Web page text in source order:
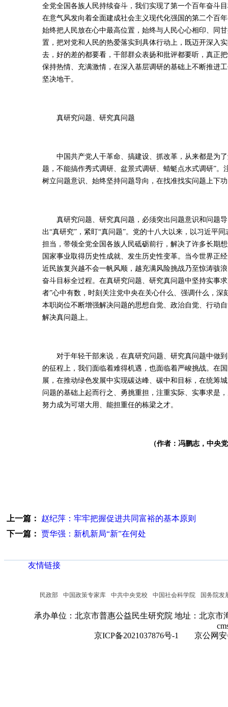
全党全国各族人民持续奋斗，我们实现了第一个百年奋斗
在意气风发向着全面建成社会主义现代化强国的第二个百
始终把人民放在心中最高位置，始终与人民心心相印、同
置，把对党和人民的热爱落实到具体行动上，既迈开深入
去，好的差的都要看，干部群众表扬和批评都要听，真正
保持热情、充满激情，在深入基层调研的基础上不断推进
坚决地干。
真研究问题、研究真问题
中国共产党人干革命、搞建设、抓改革，从来都是为了
题，不能搞作秀式调研、盆景式调研、蜻蜓点水式调研”
树立问题意识、始终坚持问题导向，在找准找实问题上下
真研究问题、研究真问题，必须突出问题意识和问题导
出“真研究”，紧盯“真问题”。党的十八大以来，以习近平
担当，带领全党全国各族人民砥砺前行，解决了许多长期
国家事业取得历史性成就、发生历史性变革。当今世界正
近民族复兴越不会一帆风顺，越充满风险挑战乃至惊涛骇
奋斗目标全过程。在真研究问题、研究真问题中坚持实事
者”心中有数，时刻关注党中央在关心什么、强调什么，
本职岗位不断增强解决问题的思想自觉、政治自觉、行动
解决真问题上。
对于年轻干部来说，在真研究问题、研究真问题中做到
的征程上，我们面临着难得机遇，也面临着严峻挑战。在
展，在推动绿色发展中实现碳达峰、碳中和目标，在统筹
问题的基础上起而行之、勇挑重担，注重实际、实事求是
努力成为可堪大用、能担重任的栋梁之才。
（作者：冯鹏志，中央
上一篇：
赵纪萍：牢牢把握促进共同富裕的基本原则
下一篇： 贾华强：新机新局“新”在何处
友情链接
民政部 中国政策专家库 中共中央党校 中国社会科学院 国务院发
承办单位：北京市普惠公益民生研究院 地址：北京市
京ICP备2021037876号-1
京公网安